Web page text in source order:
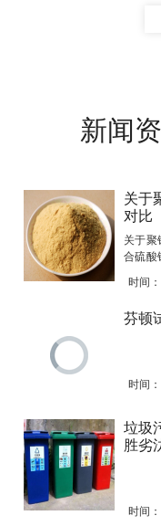
新闻
关于
对比
关于
合硫
铁：
快。
时间
芬顿
时间
垃圾
胜劣
时间